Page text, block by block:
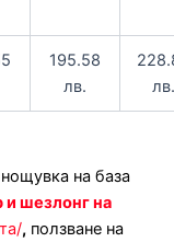
195.58
лв.
лв.
нощувка на база
и шезлонг на
, ползване на